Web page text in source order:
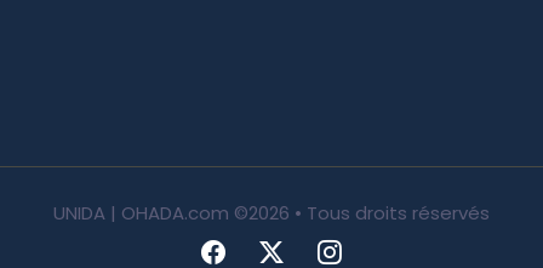
UNIDA | OHADA.com ©2026 • Tous droits réservés